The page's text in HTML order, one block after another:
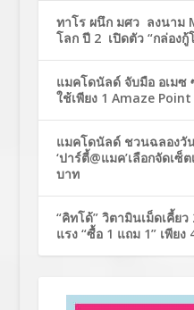
ทาโร ผนึก มศว ลงนาม
โลก ปี 2 เปิดตัว “กล่อง
แมคโดนัลด์ จับมือ อเมซ
ใช้เพียง 1 Amaze
แมคโดนัลด์ ชวนฉลองวั
‘ปาร์ตี้@แมค’เลือกจัดเซ็
บาท
“คิทโด้” วิตามินเม็ดเคี้ย
แรง “ซื้อ 1 แถม 1” เพียง